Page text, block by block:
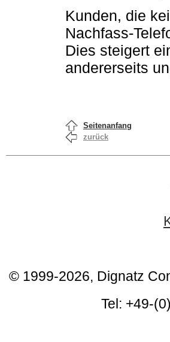
Kunden, die
Nachfass-
Dies steigert
andererseits
Seitenanfang
zurück
© 1999-2026, Dignatz
Tel: +49-